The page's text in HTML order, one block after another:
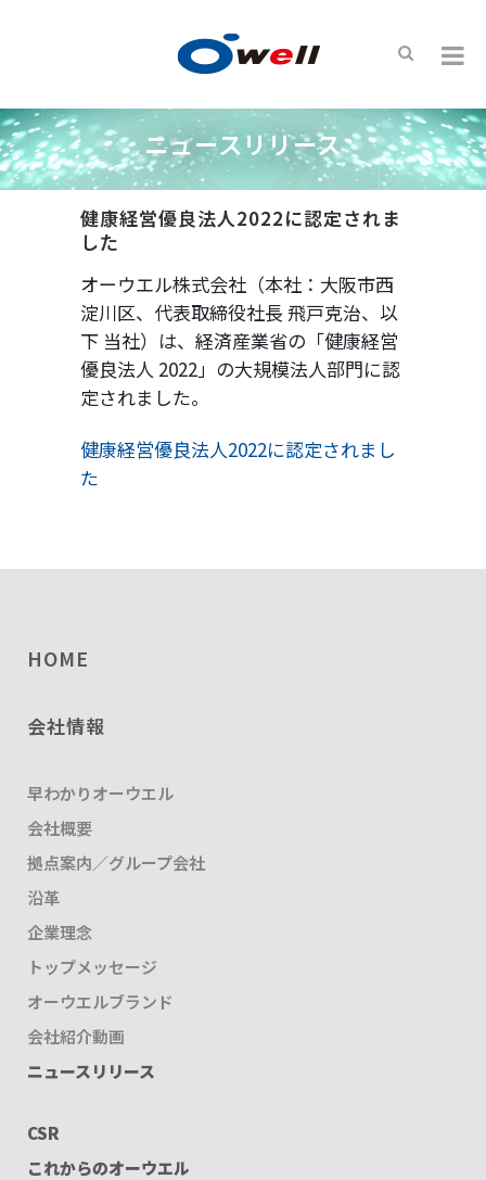
ニュースリリース
健康経営優良法人2022に認定されま
した
オーウエル株式会社（本社：大阪市西
淀川区、代表取締役社長 飛戸克治、以
下 当社）は、経済産業省の「健康経営
優良法人 2022」の大規模法人部門に認
定されました。
健康経営優良法人2022に認定されまし
た
HOME
会社情報
早わかりオーウエル
会社概要
拠点案内／グループ会社
沿革
企業理念
トップメッセージ
オーウエルブランド
会社紹介動画
ニュースリリース
CSR
これからのオーウエル